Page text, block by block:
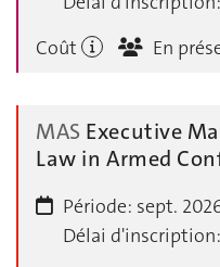
Coût
En
MAS Executive
Law in Armed
Période: sept.
Délai d'inscription: